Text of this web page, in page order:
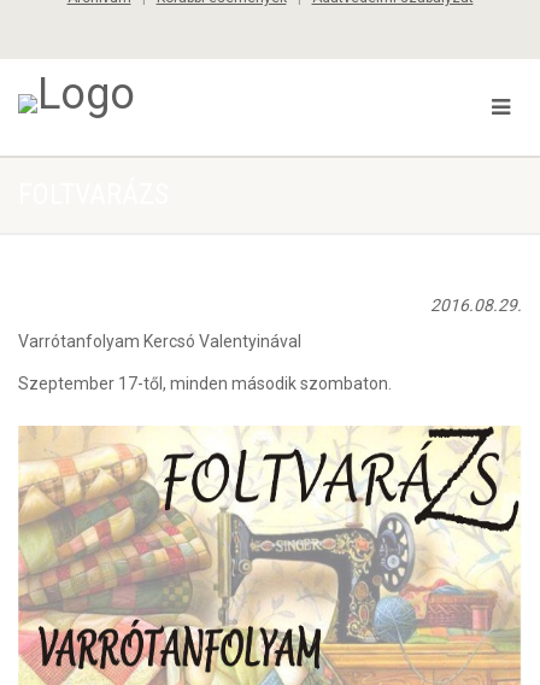
2016.08.29.
Varrótanfolyam Kercsó Valentyinával
Szeptember 17-től, minden második szombaton.